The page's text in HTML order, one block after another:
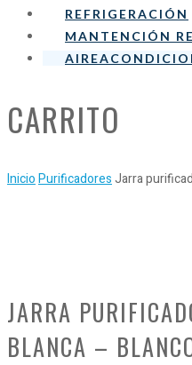
REFRIGERACIÓN
MANTENCIÓN
CARRITO
InicioPurificadoresJarra
JARRA
BLANCA –